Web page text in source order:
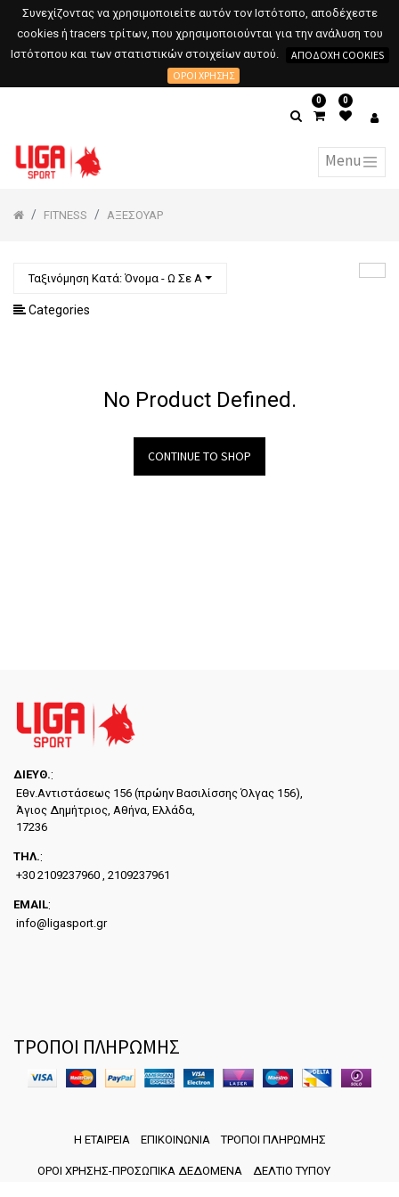
Συνεχίζοντας να χρησιμοποιείτε αυτόν τον Ιστότοπο, αποδέχεστε
cookies ή tracers τρίτων, που χρησιμοποιούνται για την ανάλυση του
Ιστότοπου και των στατιστικών στοιχείων αυτού.
ΑΠΟΔΟΧΉ COOKIES
ΌΡΟΙ ΧΡΉΣΗΣ
0 0
FITNESS AΞΕΣΟΥΑΡ
Ταξινόμηση Κατά: Όνομα - Ω Σε Α
Categories
No Product Defined.
CONTINUE TO SHOP
ΔΙΕYΘ.:
Εθν.Αντιστάσεως 156 (πρώην Βασιλίσσης Όλγας 156),
Άγιος Δημήτριος, Αθήνα, Ελλάδα,
17236
ΤΗΛ.:
+30 2109237960 , 2109237961
EMAIL:
info@ligasport.gr
ΤΡΟΠΟΙ ΠΛΗΡΩΜΗΣ
Η ΕΤΑΙΡΕΙΑ ΕΠΙΚΟΙΝΩΝΙΑ ΤΡΟΠΟΙ ΠΛΗΡΩΜΗΣ
ΟΡΟΙ ΧΡΗΣΗΣ-ΠΡΟΣΩΠΙΚΑ ΔΕΔΟΜΕΝΑ ΔΕΛΤΙΟ ΤΥΠΟΥ